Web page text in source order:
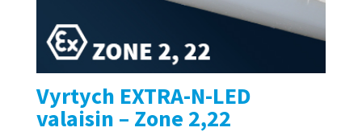
Vyrtych EXTRA-N-LED
valaisin – Zone 2,22